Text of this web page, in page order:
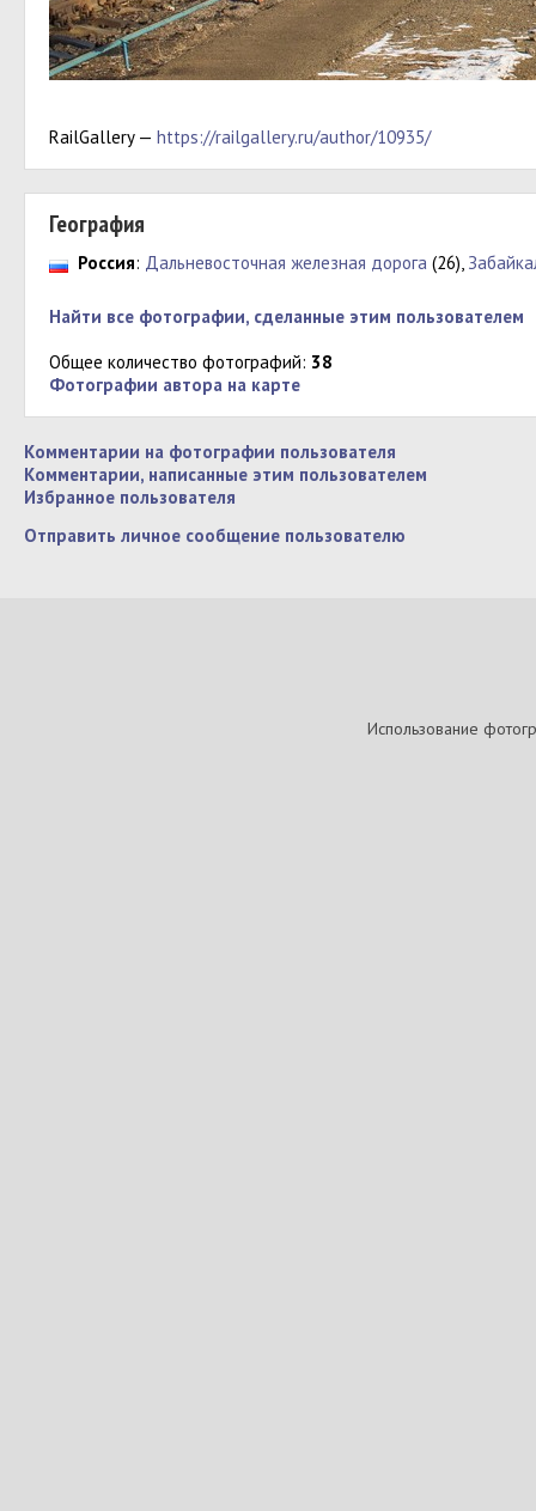
RailGallery — https://railgallery.ru/author/10935/
География
Россия: Дальневосточная железная дорога (26),
Найти все фотографии, сделанные этим пользователем
Общее количество фотографий: 38
Фотографии автора на карте
Комментарии на фотографии пользователя
Комментарии, написанные этим пользователем
Избранное пользователя
Отправить личное сообщение пользователю
Использование